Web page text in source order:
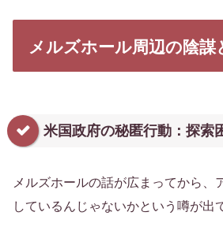
メルズホール周辺の陰謀
米国政府の秘匿行動：探索
メルズホールの話が広まってから、
しているんじゃないかという噂が出